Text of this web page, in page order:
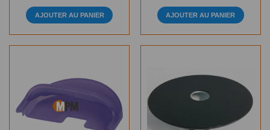
AJOUTER AU PANIER AJOUTER AU PANIER